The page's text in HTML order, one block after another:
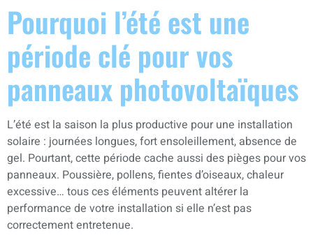
Pourquoi l’été est une
période clé pour vos
panneaux photovoltaïques
L’été est la saison la plus productive pour une installation
solaire : journées longues, fort ensoleillement, absence de
gel. Pourtant, cette période cache aussi des pièges pour vos
panneaux. Poussière, pollens, fientes d’oiseaux, chaleur
excessive… tous ces éléments peuvent altérer la
performance de votre installation si elle n’est pas
correctement entretenue.